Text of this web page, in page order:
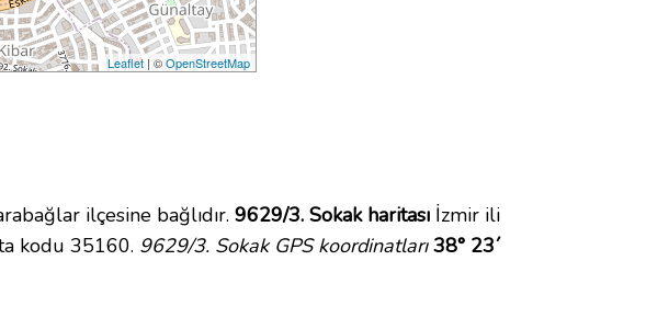
Leaflet | ©OpenStreetMap
ilçesine bağlıdır. 9629/3. Sokak haritası İzmir ili
kodu 35160. 9629/3. Sokak GPS koordinatları 38° 23´